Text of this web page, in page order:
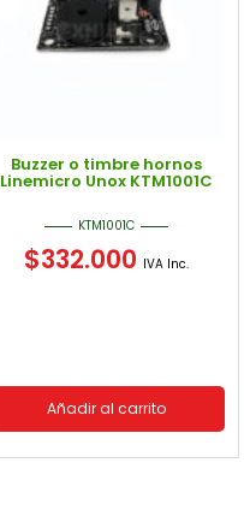
Buzzer o timbre hornos
Linemicro Unox KTM1001C
KTM1001C
$332.000 IVA Inc.
Añadir al carrito